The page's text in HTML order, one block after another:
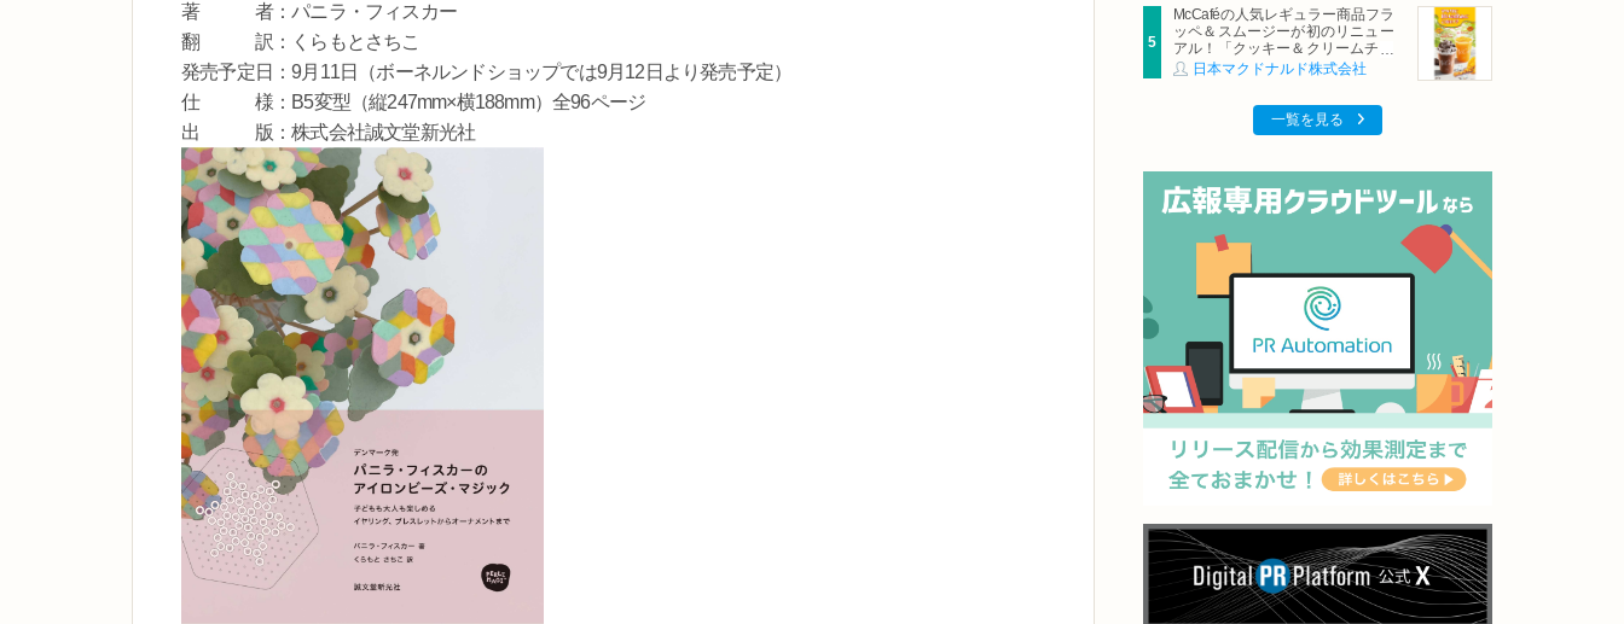
著 者：パニラ・フィスカー
翻 訳：くらもとさちこ
発売予定日：9月11日（ボーネルンドショップでは9月12日より発売予定）
仕 様：B5変型（縦247mm×横188mm）全96ページ
出 版：株式会社誠文堂新光社
McCaféの人気レギュラー商品フラ
ッペ＆スムージーが初のリニュー
アル！「クッキー＆クリームチョ
コフラッペ」「マンゴースムージ
日本マクドナルド株式会社
一覧を見る